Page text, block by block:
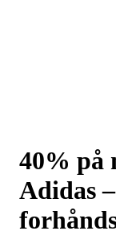
40% på
Adidas